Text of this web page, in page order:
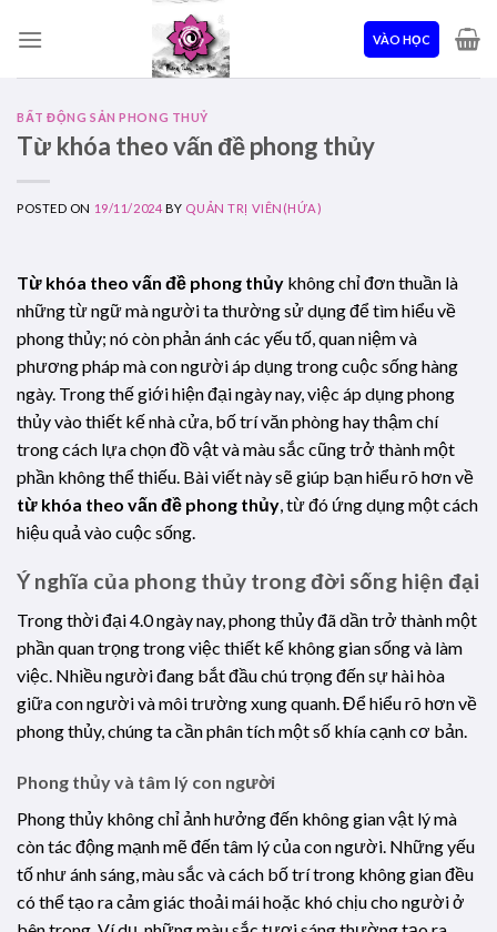
VÀO HỌC
BẤT ĐỘNG SẢN PHONG THUỶ
Từ khóa theo vấn đề phong thủy
POSTED ON 19/11/2024 BY QUẢN TRỊ VIÊN(HỨA)
Từ khóa theo vấn đề phong thủy không chỉ đơn thuần là
những từ ngữ mà người ta thường sử dụng để tìm hiểu về
phong thủy; nó còn phản ánh các yếu tố, quan niệm và
phương pháp mà con người áp dụng trong cuộc sống hàng
ngày. Trong thế giới hiện đại ngày nay, việc áp dụng phong
thủy vào thiết kế nhà cửa, bố trí văn phòng hay thậm chí
trong cách lựa chọn đồ vật và màu sắc cũng trở thành một
phần không thể thiếu. Bài viết này sẽ giúp bạn hiểu rõ hơn về
từ khóa theo vấn đề phong thủy , từ đó ứng dụng một cách
hiệu quả vào cuộc sống.
Ý nghĩa của phong thủy trong đời sống hiện đại
Trong thời đại 4.0 ngày nay, phong thủy đã dần trở thành một
phần quan trọng trong việc thiết kế không gian sống và làm
việc. Nhiều người đang bắt đầu chú trọng đến sự hài hòa
giữa con người và môi trường xung quanh. Để hiểu rõ hơn về
phong thủy, chúng ta cần phân tích một số khía cạnh cơ bản.
Phong thủy và tâm lý con người
Phong thủy không chỉ ảnh hưởng đến không gian vật lý mà
còn tác động mạnh mẽ đến tâm lý của con người. Những yếu
tố như ánh sáng, màu sắc và cách bố trí trong không gian đều
có thể tạo ra cảm giác thoải mái hoặc khó chịu cho người ở